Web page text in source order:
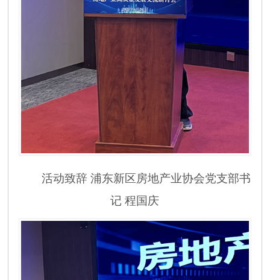
活动致辞 浦东新区房地产业协会党支部书
记 程国庆